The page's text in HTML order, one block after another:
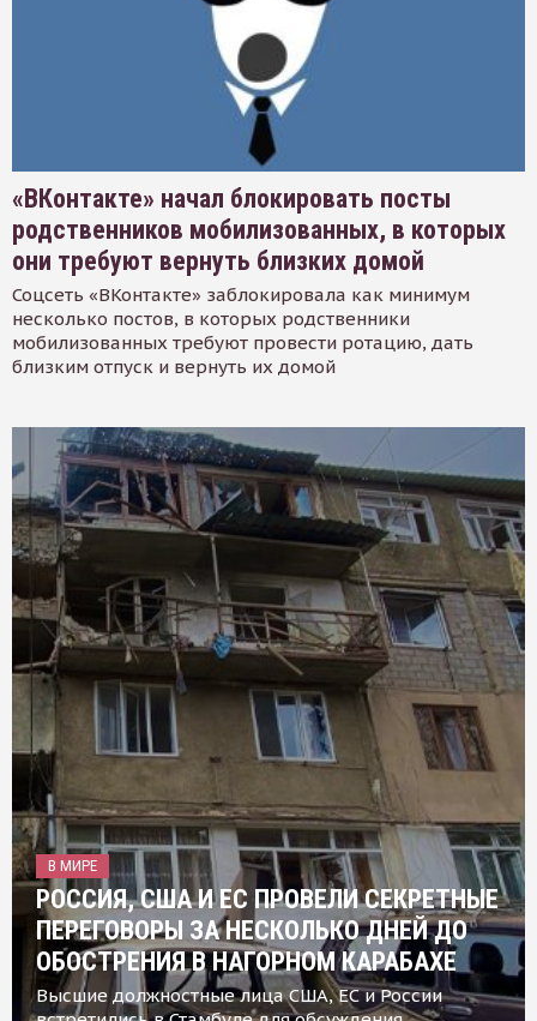
«ВКонтакте» начал блокировать посты
родственников мобилизованных, в которых
они требуют вернуть близких домой
Соцсеть «ВКонтакте» заблокировала как минимум
несколько постов, в которых родственники
мобилизованных требуют провести ротацию, дать
близким отпуск и вернуть их домой
В МИРЕ
РОССИЯ, США И ЕС ПРОВЕЛИ СЕКРЕТНЫЕ
ПЕРЕГОВОРЫ ЗА НЕСКОЛЬКО ДНЕЙ ДО
ОБОСТРЕНИЯ В НАГОРНОМ КАРАБАХЕ
Высшие должностные лица США, ЕС и России